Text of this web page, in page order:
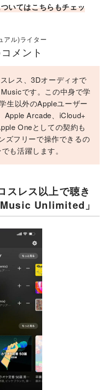
いてはこちらもチェッ
アル)ライター
メント
レス、3Dオーディオで
です。この中身で学
生以外のAppleユーザー
Apple Arcade、iCloud+
Oneとしての契約も
ズフリーで操作できるの
も活躍します。
スレス以上で聴き
Unlimited」